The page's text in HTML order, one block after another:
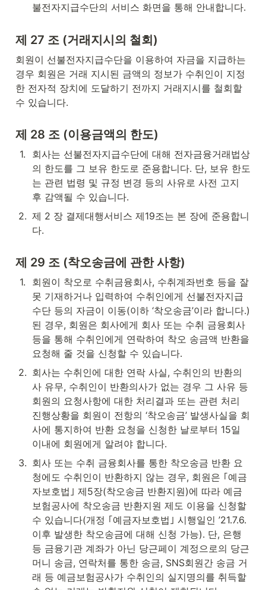
불전자지급수단의 서비스 화면을 통해 안내합니다.
제 27 조 (거래지시의 철회)
회원이 선불전자지급수단을 이용하여 자금을 지급하는
경우 회원은 거래 지시된 금액의 정보가 수취인이 지정
한 전자적 장치에 도달하기 전까지 거래지시를 철회할
수 있습니다.
제 28 조 (이용금액의 한도)
1.
회사는 선불전자지급수단에 대해 전자금융거래법상
의 한도를 그 보유 한도로 준용합니다. 단, 보유 한도
는 관련 법령 및 규정 변경 등의 사유로 사전 고지
후 감액될 수 있습니다.
2. 제 2 장 결제대행서비스 제19조는 본 장에 준용합니
다.
제 29 조 (착오송금에 관한 사항)
1.
회원이 착오로 수취금융회사, 수취계좌번호 등을 잘
못 기재하거나 입력하여 수취인에게 선불전자지급
수단 등의 자금이 이동(이하 ‘착오송금’이라 합니다.)
된 경우, 회원은 회사에게 회사 또는 수취 금융회사
등을 통해 수취인에게 연락하여 착오 송금액 반환을
요청해 줄 것을 신청할 수 있습니다.
2. 회사는 수취인에 대한 연락 사실, 수취인의 반환의
사 유무, 수취인이 반환의사가 없는 경우 그 사유 등
회원의 요청사항에 대한 처리결과 또는 관련 처리
진행상황을 회원이 전항의 ‘착오송금’ 발생사실을 회
사에 통지하여 반환 요청을 신청한 날로부터 15일
이내에 회원에게 알려야 합니다.
3. 회사 또는 수취 금융회사를 통한 착오송금 반환 요
청에도 수취인이 반환하지 않는 경우, 회원은 ｢예금
자보호법｣ 제5장(착오송금 반환지원)에 따라 예금
보험공사에 착오송금 반환지원 제도 이용을 신청할
수 있습니다(개정 ｢예금자보호법｣ 시행일인 ’21.7.6.
이후 발생한 착오송금에 대해 신청 가능). 단, 은행
등 금융기관 계좌가 아닌 당근페이 계정으로의 당근
머니 송금, 연락처를 통한 송금, SNS회원간 송금 거
래 등 예금보험공사가 수취인의 실지명의를 취득할